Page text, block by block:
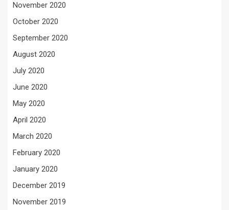
November 2020
October 2020
September 2020
August 2020
July 2020
June 2020
May 2020
April 2020
March 2020
February 2020
January 2020
December 2019
November 2019